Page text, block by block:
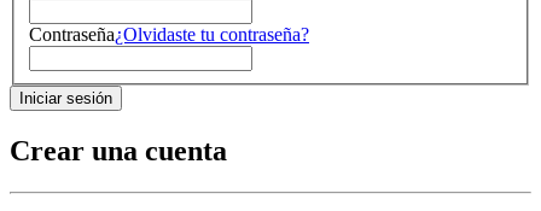
Contraseña¿Olvidaste tu contraseña?
Crear una cuenta